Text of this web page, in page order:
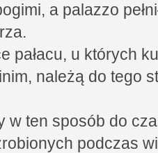
a palazzo
pałacu, u których
należą do tego
w ten sposób do
podczas